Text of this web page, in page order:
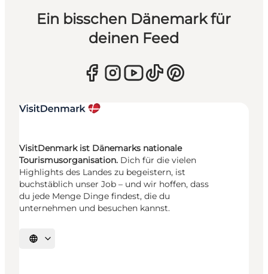
Ein bisschen Dänemark für
deinen Feed
VisitDenmark ist Dänemarks nationale
Tourismusorganisation. Dich für die vielen
Highlights des Landes zu begeistern, ist
buchstäblich unser Job – und wir hoffen, dass
du jede Menge Dinge findest, die du
unternehmen und besuchen kannst.
Sprache auswählen